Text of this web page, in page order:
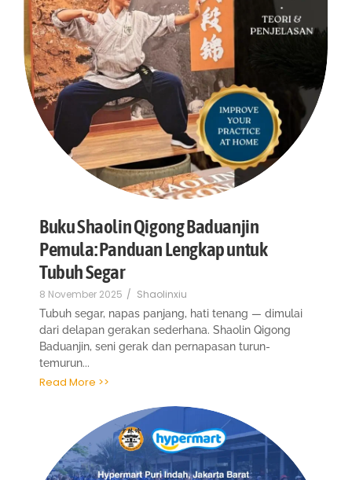
Buku Shaolin Qigong Baduanjin
Pemula: Panduan Lengkap untuk
Tubuh Segar
8 November 2025 / Shaolinxiu
Tubuh segar, napas panjang, hati tenang — dimulai
dari delapan gerakan sederhana. Shaolin Qigong
Baduanjin, seni gerak dan pernapasan turun-
temurun...
Read More >>